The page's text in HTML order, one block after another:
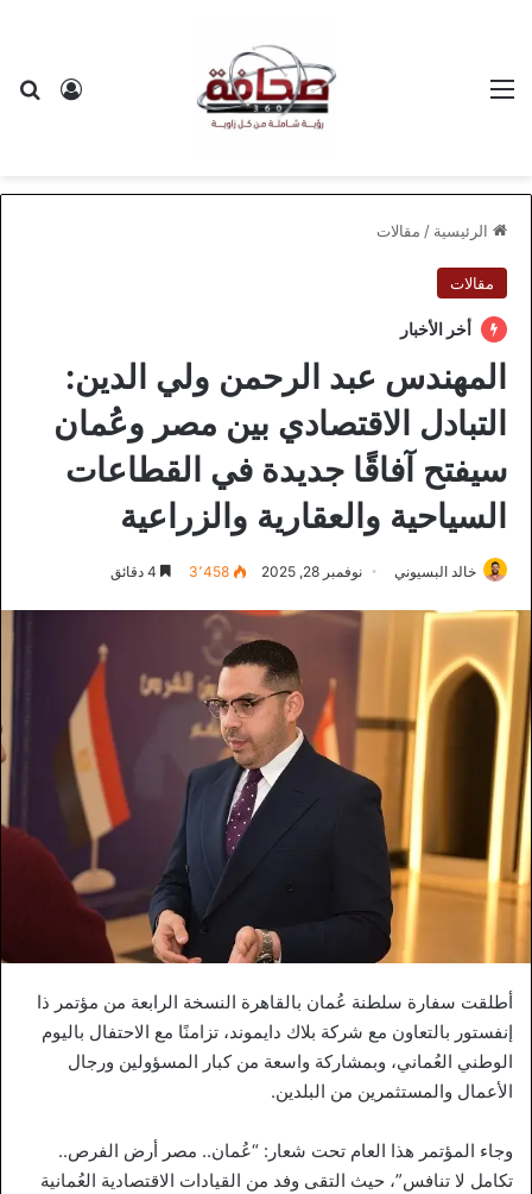
الرئيسية / مقالات
مقالات
أخر الأخبار
المهندس عبد الرحمن ولي الدين:
التبادل الاقتصادي بين مصر وعُمان
سيفتح آفاقًا جديدة في القطاعات
السياحية والعقارية والزراعية
خالد البسيوني نوفمبر 28, 2025 3٬458
أطلقت سفارة سلطنة عُمان بالقاهرة النسخة الرابعة من مؤتمر ذا
إنفستور بالتعاون مع شركة بلاك دايموند، تزامنًا مع الاحتفال باليوم
الوطني العُماني، وبمشاركة واسعة من كبار المسؤولين ورجال
الأعمال والمستثمرين من البلدين.
وجاء المؤتمر هذا العام تحت شعار: “عُمان.. مصر أرض الفرص..
تكامل لا تنافس”، حيث التقى وفد من القيادات الاقتصادية العُمانية